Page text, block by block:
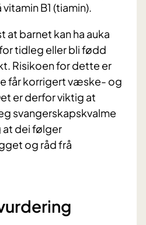
B1 (tiamin).
at barnet kan ha auka
tidleg eller bli fødd
Risikoen for dette er
får korrigert væske- og
er derfor viktig at
svangerskapskvalme
at dei følger
og råd frå